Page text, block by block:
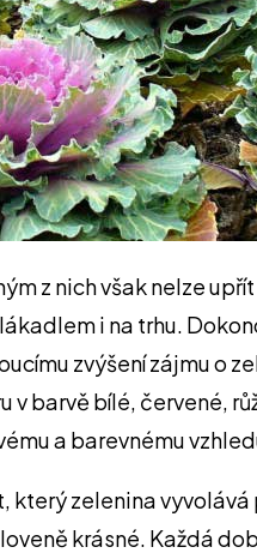
z nich však nelze
i na trhu.
zvýšení zájmu o
barvě bílé, červené,
a barevnému
zelenina
krásné. Každá